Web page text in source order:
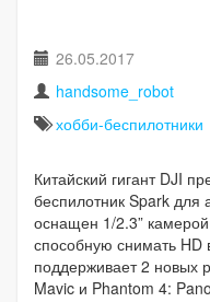
26.05.2017
handsome_robot
хобби-беспилотники
Китайский гигант DJI
беспилотник Spark
оснащен 1/2.3”
способную снимать HD
поддерживает 2 новых
Mavic и Phantom 4: